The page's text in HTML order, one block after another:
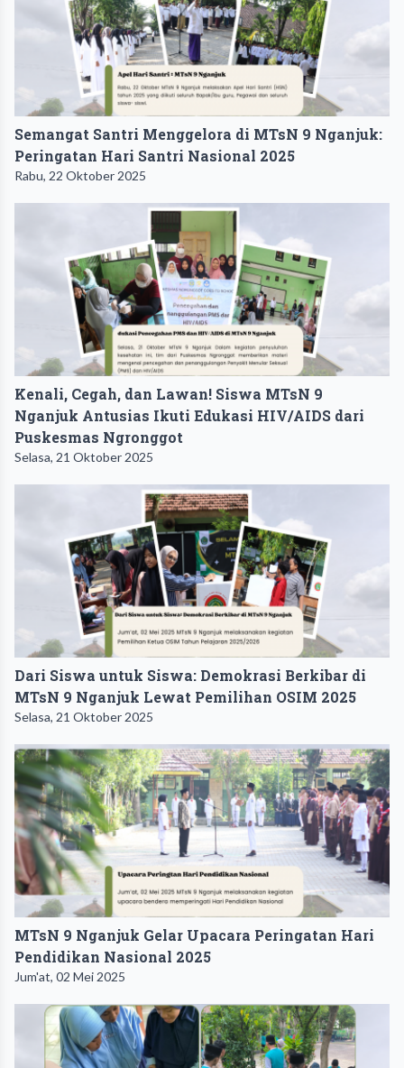
Semangat Santri Menggelora di MTsN 9 Nganjuk:
Peringatan Hari Santri Nasional 2025
Rabu, 22 Oktober 2025
Kenali, Cegah, dan Lawan! Siswa MTsN 9
Nganjuk Antusias Ikuti Edukasi HIV/AIDS dari
Puskesmas Ngronggot
Selasa, 21 Oktober 2025
Dari Siswa untuk Siswa: Demokrasi Berkibar di
MTsN 9 Nganjuk Lewat Pemilihan OSIM 2025
Selasa, 21 Oktober 2025
MTsN 9 Nganjuk Gelar Upacara Peringatan Hari
Pendidikan Nasional 2025
Jum'at, 02 Mei 2025